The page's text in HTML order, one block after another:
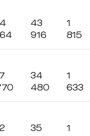
43
916
1
815
34
480
1
633
35
1